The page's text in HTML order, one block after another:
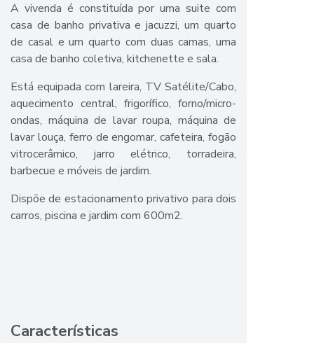
A vivenda é constituída por uma suite com
casa de banho privativa e jacuzzi, um quarto
de casal e um quarto com duas camas, uma
casa de banho coletiva, kitchenette e sala.
Está equipada com lareira, TV Satélite/Cabo,
aquecimento central, frigorífico, forno/micro-
ondas, máquina de lavar roupa, máquina de
lavar louça, ferro de engomar, cafeteira, fogão
vitrocerâmico, jarro elétrico, torradeira,
barbecue e móveis de jardim.
Dispõe de estacionamento privativo para dois
carros, piscina e jardim com 600m2.
Características